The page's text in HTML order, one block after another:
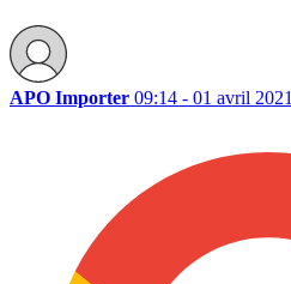
APO Importer 09:14 - 01 avril 2021